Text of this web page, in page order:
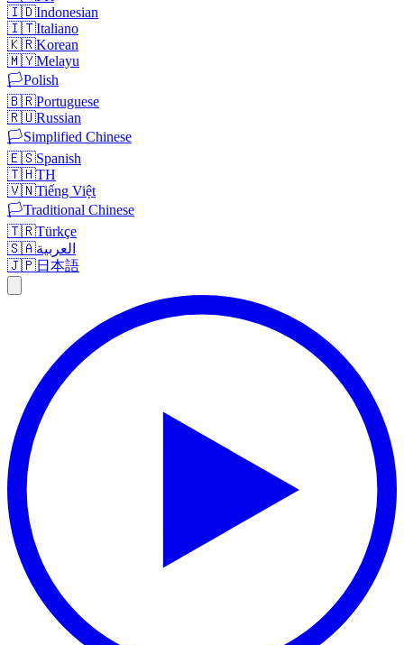
🇮🇩Indonesian
🇮🇹Italiano
🇰🇷Korean
🇲🇾Melayu
🏳️Polish
🇧🇷Portuguese
🇷🇺Russian
🏳️Simplified Chinese
🇪🇸Spanish
🇹🇭TH
🇻🇳Tiếng Việt
🏳️Traditional Chinese
🇹🇷Türkçe
🇸🇦العربية
🇯🇵日本語